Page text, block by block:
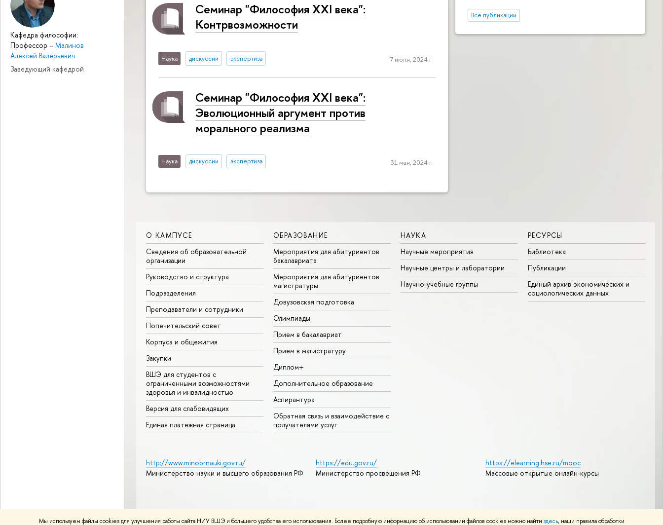
Мы используем файлы cookies для улучшения работы сайта НИУ ВШЭ и большего удобства его использования. Более подробную информацию об использовании файлов cookies можно найти здесь, наши правила обработки
Кафедра философии:
Профессор – Малинов
Алексей Валерьевич
Заведующий кафедрой
Все публикации
Семинар "Философия XXI века":
Контрвозможности
Наука дискуссии экспертиза 7 июня, 2024 г.
Семинар "Философия XXI века":
Эволюционный аргумент против
морального реализма
Наука дискуссии экспертиза 31 мая, 2024 г.
О КАМПУСЕ
Сведения об образовательной
организации
Руководство и структура
Подразделения
Преподаватели и сотрудники
Попечительский совет
Корпуса и общежития
Закупки
ВШЭ для студентов с
ограниченными возможностями
здоровья и инвалидностью
Версия для слабовидящих
Единая платежная страница
ОБРАЗОВАНИЕ
Мероприятия для абитуриентов
бакалавриата
Мероприятия для абитуриентов
магистратуры
Довузовская подготовка
Олимпиады
Прием в бакалавриат
Прием в магистратуру
Диплом+
Дополнительное образование
Аспирантура
Обратная связь и взаимодействие с
получателями услуг
НАУКА
Научные мероприятия
Научные центры и лаборатории
Научно-учебные группы
РЕСУРСЫ
Библиотека
Публикации
Единый архив экономических и
социологических данных
http://www.minobrnauki.gov.ru/
Министерство науки и высшего образования РФ
https://edu.gov.ru/
Министерство просвещения РФ
https://elearning.hse.ru/mooc
Массовые открытые онлайн-курсы
Политика конфиденциальностиКарта сайта